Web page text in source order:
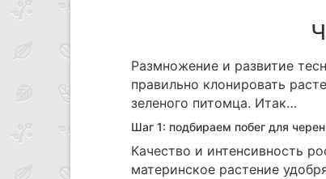
Размножение и развитие
правильно клонировать
зеленого питомца. Итак…
Шаг 1: подбираем побег для
Качество и интенсивность
материнское растение